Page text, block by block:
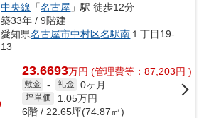
中央線 「名古屋 」駅 徒歩12分
築33年 / 9階建
愛知県名古屋市中村区名駅南 １丁目19-
13
23.6693万円 (管理費等：87,203円 )
敷金 - 礼金 0ヶ月
坪単価 1.05万円
6階 / 22.65坪(74.87㎡)